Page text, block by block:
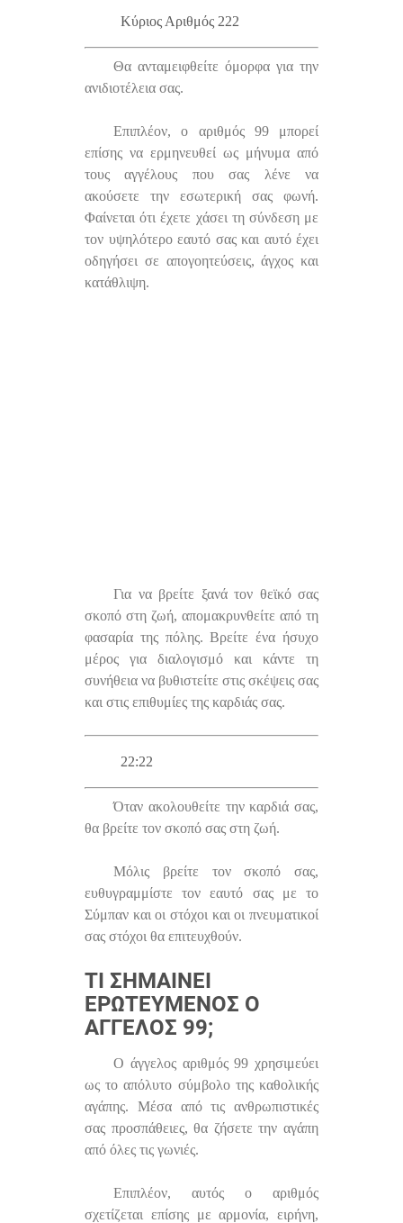
Κύριος Αριθμός 222
Θα ανταμειφθείτε όμορφα για την
ανιδιοτέλεια σας.
Επιπλέον, ο αριθμός 99 μπορεί
επίσης να ερμηνευθεί ως μήνυμα από
τους αγγέλους που σας λένε να
ακούσετε την εσωτερική σας φωνή.
Φαίνεται ότι έχετε χάσει τη σύνδεση με
τον υψηλότερο εαυτό σας και αυτό έχει
οδηγήσει σε απογοητεύσεις, άγχος και
κατάθλιψη.
Για να βρείτε ξανά τον θεϊκό σας
σκοπό στη ζωή, απομακρυνθείτε από τη
φασαρία της πόλης. Βρείτε ένα ήσυχο
μέρος για διαλογισμό και κάντε τη
συνήθεια να βυθιστείτε στις σκέψεις σας
και στις επιθυμίες της καρδιάς σας.
22:22
Όταν ακολουθείτε την καρδιά σας,
θα βρείτε τον σκοπό σας στη ζωή.
Μόλις βρείτε τον σκοπό σας,
ευθυγραμμίστε τον εαυτό σας με το
Σύμπαν και οι στόχοι και οι πνευματικοί
σας στόχοι θα επιτευχθούν.
ΤΙ ΣΗΜΑΊΝΕΙ
ΕΡΩΤΕΥΜΈΝΟΣ Ο
ΆΓΓΕΛΟΣ 99;
Ο άγγελος αριθμός 99 χρησιμεύει
ως το απόλυτο σύμβολο της καθολικής
αγάπης. Μέσα από τις ανθρωπιστικές
σας προσπάθειες, θα ζήσετε την αγάπη
από όλες τις γωνιές.
Επιπλέον, αυτός ο αριθμός
σχετίζεται επίσης με αρμονία, ειρήνη,